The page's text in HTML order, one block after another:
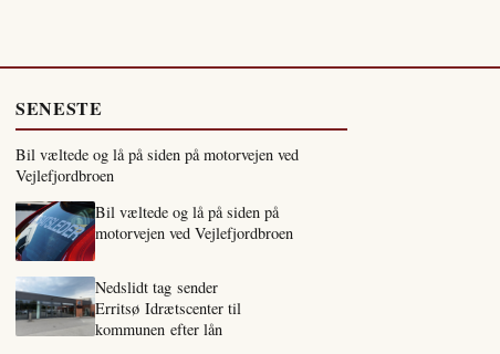
SENESTE
Bil væltede og lå på siden på motorvejen ved
Vejlefjordbroen
Bil væltede og lå på siden på
motorvejen ved Vejlefjordbroen
Nedslidt tag sender
Erritsø Idrætscenter til
kommunen efter lån